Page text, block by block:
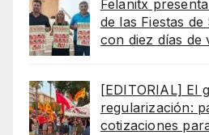
Felanitx
de las Fiestas
con diez días de
[EDITORIAL] El
regularización:
cotizaciones